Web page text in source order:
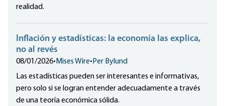
realidad.
Inflación y estadísticas: la economía las explica,
no al revés
08/01/2026• Mises Wire• Per Bylund
Las estadísticas pueden ser interesantes e informativas,
pero solo si se logran entender adecuadamente a través
de una teoría económica sólida.